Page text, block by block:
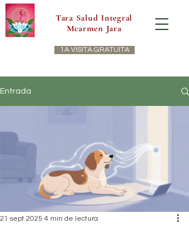
Tara Salud Integral
Mcarmen Jara
1A VISITA GRATUITA
Entrada
21 sept 2025 4 min de lectura